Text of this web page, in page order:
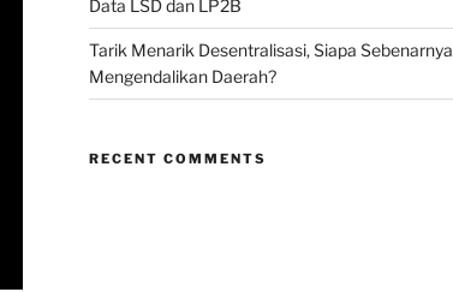
Data LSD dan LP2B
Tarik Menarik Desentralisasi, Siapa Sebenarnya
Mengendalikan Daerah?
RECENT COMMENTS